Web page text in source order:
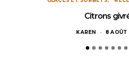
Citrons
KAREN 8